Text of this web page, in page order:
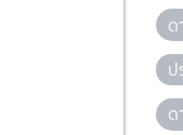
ด
ป
ด